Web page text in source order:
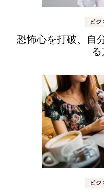
ビジ
恐怖心を打破、自
る
ビジ